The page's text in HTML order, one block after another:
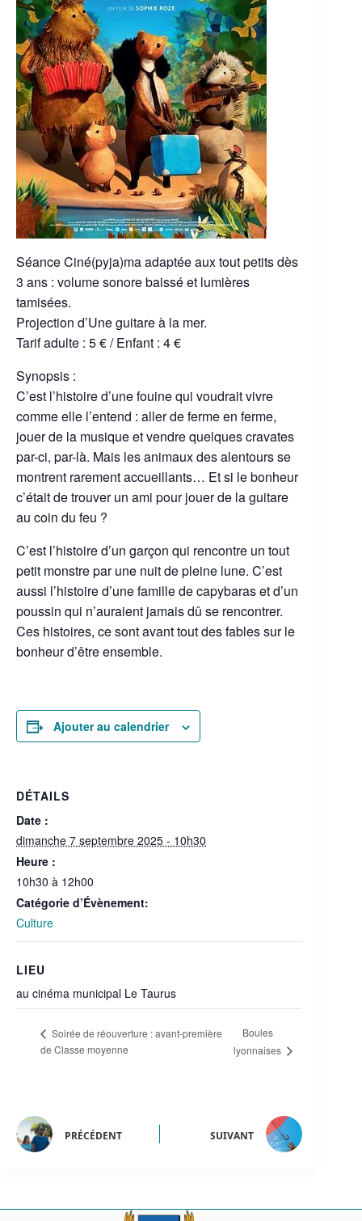
Séance Ciné(pyja)ma adaptée aux tout petits dès
3 ans : volume sonore baissé et lumières
tamisées.
Projection d’Une guitare à la mer.
Tarif adulte : 5 € / Enfant : 4 €
Synopsis :
C’est l’histoire d’une fouine qui voudrait vivre
comme elle l’entend : aller de ferme en ferme,
jouer de la musique et vendre quelques cravates
par-ci, par-là. Mais les animaux des alentours se
montrent rarement accueillants… Et si le bonheur
c’était de trouver un ami pour jouer de la guitare
au coin du feu ?
C’est l’histoire d’un garçon qui rencontre un tout
petit monstre par une nuit de pleine lune. C’est
aussi l’histoire d’une famille de capybaras et d’un
poussin qui n’auraient jamais dû se rencontrer.
Ces histoires, ce sont avant tout des fables sur le
bonheur d’être ensemble.
Ajouter au calendrier
DÉTAILS
Date :
dimanche 7 septembre 2025 - 10h30
Heure :
10h30 à 12h00
Catégorie d’Évènement:
Culture
LIEU
au cinéma municipal Le Taurus
Soirée de réouverture : avant-première
de Classe moyenne
Boules
lyonnaises
PRÉCÉDENT SUIVANT